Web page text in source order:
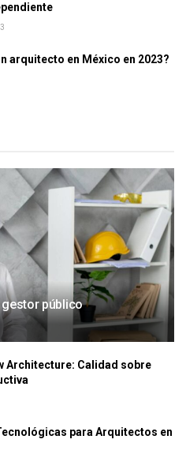
arquitecto en México en 2023?
gestor público
Architecture: Calidad sobre
para Arquitectos en